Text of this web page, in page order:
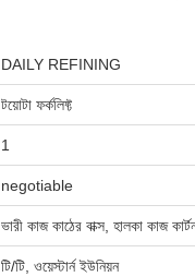
DAILY REFINING
টয়োটা ফর্কলিফ্ট
1
negotiable
ভারী কাজ কাঠের বাক্স, হালকা কাজ
টি/টি, ওয়েস্টার্ন ইউনিয়ন